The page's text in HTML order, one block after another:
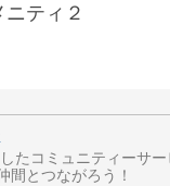
ティ２
たコミュニティーサ
間とつながろう！